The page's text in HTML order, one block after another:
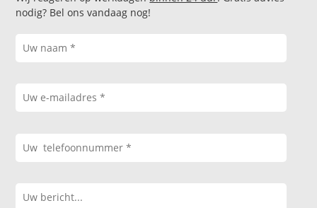
nodig? Bel ons vandaag nog!